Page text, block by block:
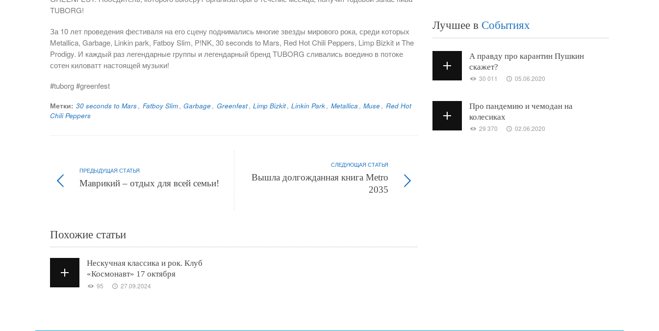
TUBORG!
За 10 лет проведения фестиваля на его сцену поднимались многие звезды мирового рока, среди которых
Metallica, Garbage, Linkin park, Fatboy Slim, P!NK, 30 seconds to Mars, Red Hot Chili Peppers, Limp Bizkit и The
Prodigy. И каждый раз легендарные группы и легендарный бренд TUBORG сливались воедино в потоке
сотен киловатт настоящей музыки!
#tuborg #greenfest
Метки: 30 seconds to Mars, Fatboy Slim, Garbage, Greenfest, Limp Bizkit, Linkin Park, Metallica , Muse, Red Hot
Chili Peppers
ПРЕДЫДУЩАЯ СТАТЬЯ
Маврикий – отдых для всей семьи!
СЛЕДУЮЩАЯ СТАТЬЯ
Вышла долгожданная книга Metro
2035
Похожие статьи
Нескучная классика и рок. Клуб
«Космонавт» 17 октября
95 27.09.2024
Лучшее в Событиях
А правду про карантин Пушкин
скажет?
30 011 05.06.2020
Про пандемию и чемодан на
колесиках
29 370 02.06.2020